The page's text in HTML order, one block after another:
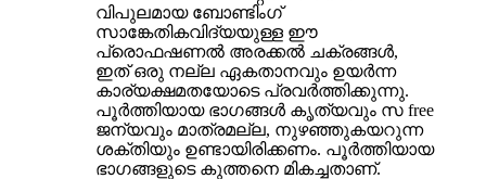
വിപുലമായ ബോണ്ടിംഗ്
സാങ്കേതികവിദ്യയുള്ള ഈ
പ്രൊഫഷണൽ അരക്കൽ ചക്രങ്ങൾ,
ഇത് ഒരു നല്ല ഏകതാനവും ഉയർന്ന
കാര്യക്ഷമതയോടെ പ്രവർത്തിക്കുന്നു.
പൂർത്തിയായ ഭാഗങ്ങൾ കൃത്യവും സ free
ജന്യവും മാത്രമല്ല, നുഴഞ്ഞുകയറുന്ന
ശക്തിയും ഉണ്ടായിരിക്കണം. പൂർത്തിയായ
ഭാഗങ്ങളുടെ കുത്തനെ മികച്ചതാണ്.